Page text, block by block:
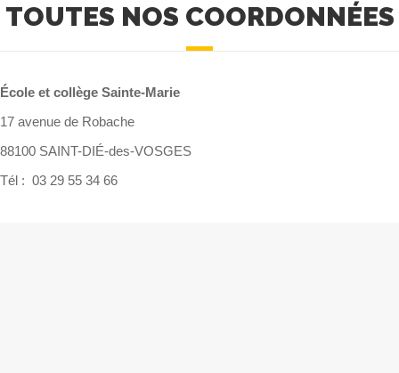
TOUTES NOS COORDONNÉES
École et collège Sainte-Marie
17 avenue de Robache
88100 SAINT-DIÉ-des-VOSGES
Tél : 03 29 55 34 66